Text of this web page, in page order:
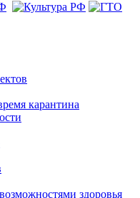
карантина
здоровья